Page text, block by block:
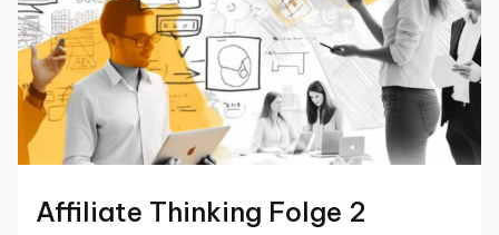
Affiliate Thinking Folge 2